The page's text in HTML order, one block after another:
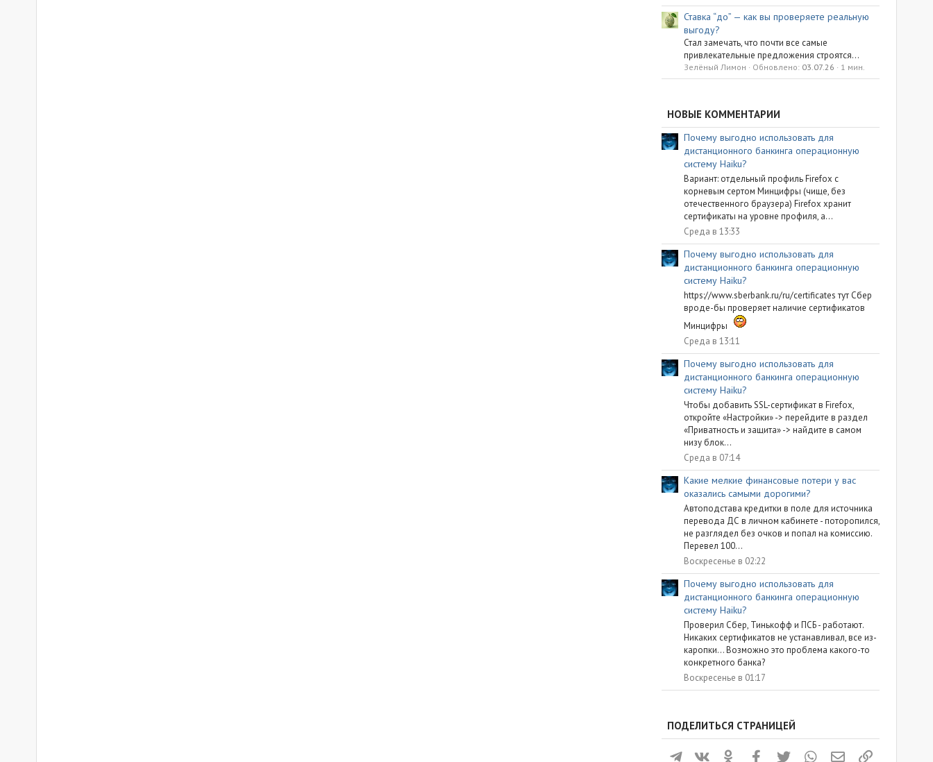
Ставка “до” — как вы проверяете реальную
выгоду?
Стал замечать, что почти все самые
привлекательные предложения строятся...
Зелёный Лимон Обновлено: 03.07.26 1 мин.
НОВЫЕ КОММЕНТАРИИ
Почему выгодно использовать для
дистанционного банкинга операционную
систему Haiku?
Вариант: отдельный профиль Firefox с
корневым сертом Минцифры (чище, без
отечественного браузера) Firefox хранит
сертификаты на уровне профиля, а...
Среда в 13:33
Почему выгодно использовать для
дистанционного банкинга операционную
систему Haiku?
https://www.sberbank.ru/ru/certificates тут Сбер
вроде-бы проверяет наличие сертификатов
Минцифры
Среда в 13:11
Почему выгодно использовать для
дистанционного банкинга операционную
систему Haiku?
Чтобы добавить SSL-сертификат в Firefox,
откройте «Настройки» -> перейдите в раздел
«Приватность и защита» -> найдите в самом
низу блок...
Среда в 07:14
Какие мелкие финансовые потери у вас
оказались самыми дорогими?
Автоподстава кредитки в поле для источника
перевода ДС в личном кабинете - поторопился,
не разглядел без очков и попал на комиссию.
Перевел 100...
Воскресенье в 02:22
Почему выгодно использовать для
дистанционного банкинга операционную
систему Haiku?
Проверил Сбер, Тинькофф и ПСБ - работают.
Никаких сертификатов не устанавливал, все из-
каропки... Возможно это проблема какого-то
конкретного банка?
Воскресенье в 01:17
ПОДЕЛИТЬСЯ СТРАНИЦЕЙ
ТелеграмВКонтактеОдноклассники
FacebookTwitter WhatsAppЭлектронная почта